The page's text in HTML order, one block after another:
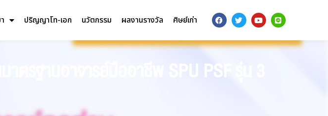
ปริญญาโท-เอก นวัตกรรม ผลงานรางวัล ศิษย์เก่า
รฐานอาจารย์มืออาชีพ SPU PSF รุ่น 3